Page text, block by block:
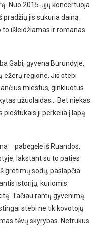
Nuo 2015-ųjų koncertuoja
pradžių jis sukuria dainą
to išleidžiamas ir romanas
Gabi, gyvena Burundyje,
ežerų regione. Jis stebi
miestus, ginkluotus
užuolaidas… Bet niekas
pieštukais ji perkelia į lapą
‒ pabėgėlė iš Ruandos.
lakstant su to paties
gretimų sodų, paslapčia
istorijų, kuriomis
Tačiau ramų gyvenimą
stebi ne tik kovotojų
tėvų skyrybas. Netrukus